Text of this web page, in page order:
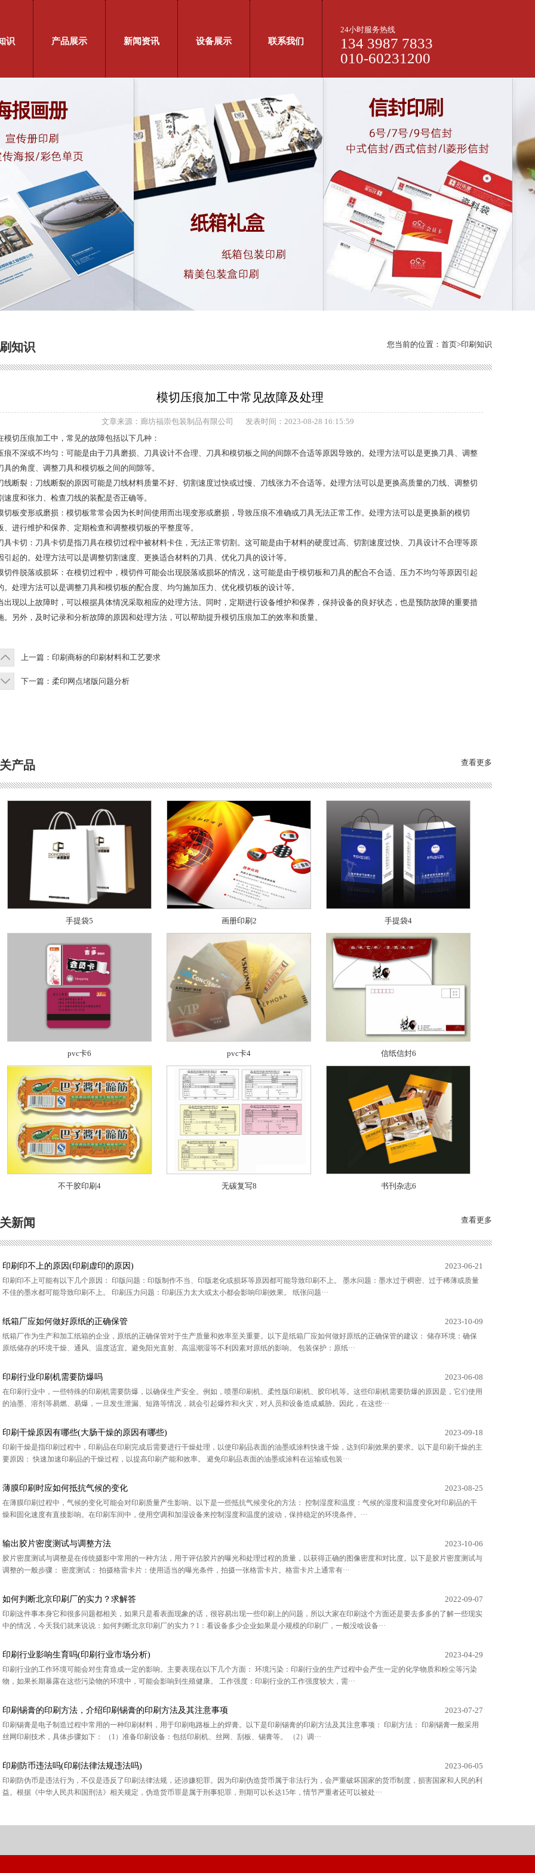
识 产品展示 新闻资讯 设备展示 联系我们
24小时服务热线
134 3987 7833
010-60231200
知识 您当前的位置： 首页>印刷知识
模切压痕加工中常见故障及处理
文章来源：廊坊福崇包装制品有限公司
发表时间：2023-08-28 16:15:59
模切压痕加工中，常见的故障包括以下几种：
痕不深或不均匀：可能是由于刀具磨损、刀具设计不合理、刀具和模切板之间的间隙不合适等原因导致的。处理方法可以是更换刀具、调整
具的角度、调整刀具和模切板之间的间隙等。
线断裂：刀线断裂的原因可能是刀线材料质量不好、切割速度过快或过慢、刀线张力不合适等。处理方法可以是更换高质量的刀线、调整切
速度和张力、检查刀线的装配是否正确等。
切板变形或磨损：模切板常常会因为长时间使用而出现变形或磨损，导致压痕不准确或刀具无法正常工作。处理方法可以是更换新的模切
、进行维护和保养、定期检查和调整模切板的平整度等。
具卡切：刀具卡切是指刀具在模切过程中被材料卡住，无法正常切割。这可能是由于材料的硬度过高、切割速度过快、刀具设计不合理等原
引起的。处理方法可以是调整切割速度、更换适合材料的刀具、优化刀具的设计等。
切件脱落或损坏：在模切过程中，模切件可能会出现脱落或损坏的情况，这可能是由于模切板和刀具的配合不合适、压力不均匀等原因引起
。处理方法可以是调整刀具和模切板的配合度、均匀施加压力、优化模切板的设计等。
出现以上故障时，可以根据具体情况采取相应的处理方法。同时，定期进行设备维护和保养，保持设备的良好状态，也是预防故障的重要措
。另外，及时记录和分析故障的原因和处理方法，可以帮助提升模切压痕加工的效率和质量。
上一篇： 印刷商标的印刷材料和工艺要求
下一篇： 柔印网点堵版问题分析
产品 查看更多
手提袋5 画册印刷2 手提袋4
pvc卡6 pvc卡4 信纸信封6
不干胶印刷4 无碳复写8 书刊杂志6
新闻 查看更多
印刷印不上的原因(印刷虚印的原因) 2023-06-21
印刷印不上可能有以下几个原因： 印版问题：印版制作不当、印版老化或损坏等原因都可能导致印刷不上。 墨水问题：墨水过于稠密、过于稀薄或质量
不佳的墨水都可能导致印刷不上。 印刷压力问题：印刷压力太大或太小都会影响印刷效果。 纸张问题···
纸箱厂应如何做好原纸的正确保管 2023-10-09
纸箱厂作为生产和加工纸箱的企业，原纸的正确保管对于生产质量和效率至关重要。以下是纸箱厂应如何做好原纸的正确保管的建议： 储存环境：确保
原纸储存的环境干燥、通风、温度适宜。避免阳光直射、高温潮湿等不利因素对原纸的影响。 包装保护：原纸···
印刷行业印刷机需要防爆吗 2023-06-08
在印刷行业中，一些特殊的印刷机需要防爆，以确保生产安全。例如，喷墨印刷机、柔性版印刷机、胶印机等。这些印刷机需要防爆的原因是，它们使用
的油墨、溶剂等易燃、易爆，一旦发生泄漏、短路等情况，就会引起爆炸和火灾，对人员和设备造成威胁。因此，在这些···
印刷干燥原因有哪些(大肠干燥的原因有哪些) 2023-09-18
印刷干燥是指印刷过程中，印刷品在印刷完成后需要进行干燥处理，以使印刷品表面的油墨或涂料快速干燥，达到印刷效果的要求。以下是印刷干燥的主
要原因： 快速加速印刷品的干燥过程，以提高印刷产能和效率。 避免印刷品表面的油墨或涂料在运输或包装···
薄膜印刷时应如何抵抗气候的变化 2023-08-25
在薄膜印刷过程中，气候的变化可能会对印刷质量产生影响。以下是一些抵抗气候变化的方法： 控制湿度和温度：气候的湿度和温度变化对印刷品的干
燥和固化速度有直接影响。在印刷车间中，使用空调和加湿设备来控制湿度和温度的波动，保持稳定的环境条件。···
输出胶片密度测试与调整方法 2023-10-06
胶片密度测试与调整是在传统摄影中常用的一种方法，用于评估胶片的曝光和处理过程的质量，以获得正确的图像密度和对比度。以下是胶片密度测试与
调整的一般步骤： 密度测试： 拍摄格雷卡片：使用适当的曝光条件，拍摄一张格雷卡片。格雷卡片上通常有···
如何判断北京印刷厂的实力？求解答 2022-09-07
印刷这件事本身它和很多问题都相关，如果只是看表面现象的话，很容易出现一些印刷上的问题，所以大家在印刷这个方面还是要去多多的了解一些现实
中的情况，今天我们就来说说：如何判断北京印刷厂的实力？1：看设备多少企业如果是小规模的印刷厂，一般没啥设备···
印刷行业影响生育吗(印刷行业市场分析) 2023-04-29
印刷行业的工作环境可能会对生育造成一定的影响。主要表现在以下几个方面： 环境污染：印刷行业的生产过程中会产生一定的化学物质和粉尘等污染
物，如果长期暴露在这些污染物的环境中，可能会影响到生殖健康。 工作强度：印刷行业的工作强度较大，需···
印刷锡膏的印刷方法，介绍印刷锡膏的印刷方法及其注意事项 2023-07-27
印刷锡膏是电子制造过程中常用的一种印刷材料，用于印刷电路板上的焊膏。以下是印刷锡膏的印刷方法及其注意事项： 印刷方法： 印刷锡膏一般采用
丝网印刷技术，具体步骤如下： （1）准备印刷设备：包括印刷机、丝网、刮板、锡膏等。 （2）调···
印刷防币违法吗(印刷法律法规违法吗) 2023-06-05
印刷防伪币是违法行为，不仅是违反了印刷法律法规，还涉嫌犯罪。因为印刷伪造货币属于非法行为，会严重破坏国家的货币制度，损害国家和人民的利
益。根据《中华人民共和国刑法》相关规定，伪造货币罪是属于刑事犯罪，刑期可以长达15年，情节严重者还可以被处···